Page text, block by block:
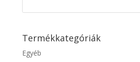
Termékkategóriák
Egyéb